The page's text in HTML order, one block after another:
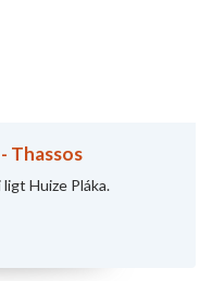
Thassos
Huize Pláka.